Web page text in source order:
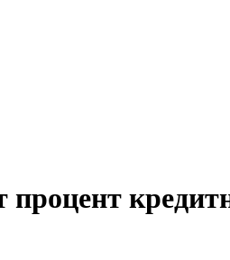
процент